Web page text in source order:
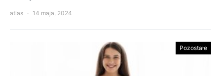
atlas 14 maja, 2024
Pozostałe